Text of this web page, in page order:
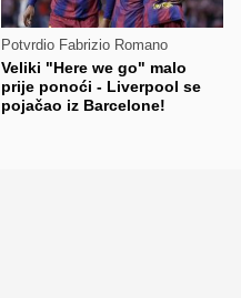
Potvrdio Fabrizio Romano
Veliki "Here we go" malo
prije ponoći - Liverpool se
pojačao iz Barcelone!